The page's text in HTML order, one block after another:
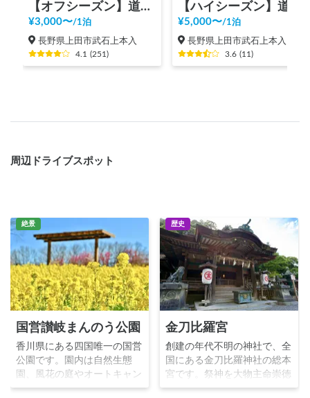
【オフシーズン】道の駅 美ヶ原高原
¥3,000〜/1泊
長野県上田市武石上本入
4.1 (251)
¥5,000〜/1泊
長野県上田市武石上本入
3.6 (11)
周辺ドライブスポット
絶景
国営讃岐まんのう公園
香川県にある四国唯一の国営
公園です。園内は自然生態
園、風花の庭やオートキャン
プ場があります。多様な植物
歴史
金刀比羅宮
創建の年代不明の神社で、全
国にある金刀比羅神社の総本
宮です。祭神を大物主命崇徳
天皇とし、海上交通の守り神